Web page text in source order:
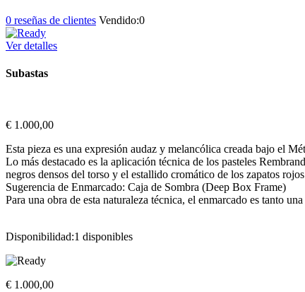
0 reseñas de clientes Vendido:0
Ver detalles
Subastas
€ 1.000,00
Esta pieza es una expresión audaz y melancólica creada bajo el
Lo más destacado es la aplicación técnica de los pasteles
negros densos del torso y el estallido cromático de los zapatos
Sugerencia de Enmarcado: Caja de Sombra (Deep Box Frame)
Para una obra de esta naturaleza técnica, el enmarcado es tanto
Disponibilidad:1 disponibles
€ 1.000,00